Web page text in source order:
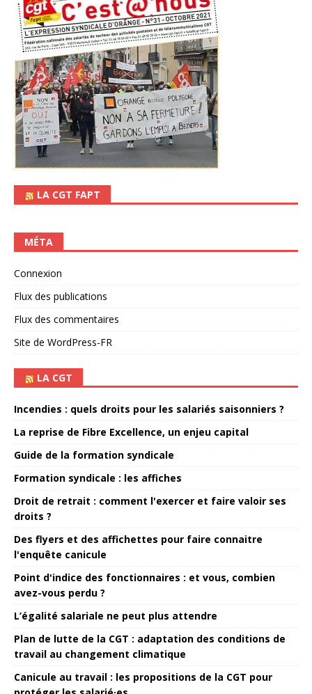
LA CGT FAPT
MÉTA
Connexion
Flux des publications
Flux des commentaires
Site de WordPress-FR
LA CGT
Incendies : quels droits pour les salariés saisonniers ?
La reprise de Fibre Excellence, un enjeu capital
Guide de la formation syndicale
Formation syndicale : les affiches
Droit de retrait : comment l'exercer et faire valoir ses
droits ?
Des flyers et des affichettes pour faire connaitre
l'enquête canicule
Point d'indice des fonctionnaires : et vous, combien
avez-vous perdu ?
L’égalité salariale ne peut plus attendre
Plan de lutte de la CGT : adaptation des conditions de
travail au changement climatique
Canicule au travail : les propositions de la CGT pour